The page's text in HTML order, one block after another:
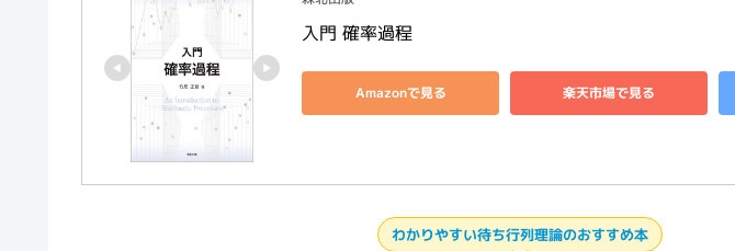
入門 確率過程
Amazonで見る 楽天市場で見る
わかりやすい待ち行列理論のおすすめ本